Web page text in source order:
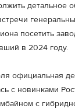
детальное
посетить
в 2024 году.
официальная
с новинками
с